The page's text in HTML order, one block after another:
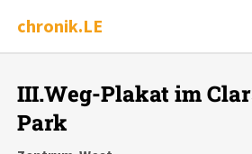
chronik.LE
Ereignis
III.Weg-Plakat im
Park
Alle Ereignisse
7502Ereignisse